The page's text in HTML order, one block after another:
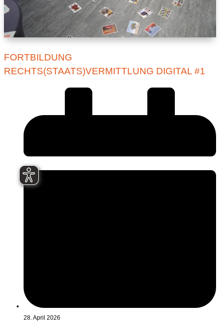
FORTBILDUNG
RECHTS(STAATS)VERMITTLUNG DIGITAL #1
28. April 2026